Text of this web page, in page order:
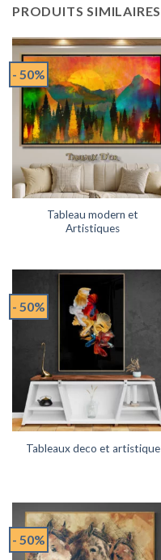
PRODUITS SIMILAIRES
- 50%
Tableau modern et
Artistiques
- 50%
Tableaux deco et artistique
- 50%